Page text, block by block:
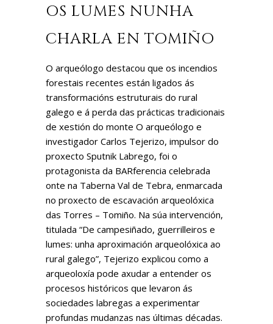
OS LUMES NUNHA
CHARLA EN TOMIÑO
O arqueólogo destacou que os incendios
forestais recentes están ligados ás
transformacións estruturais do rural
galego e á perda das prácticas tradicionais
de xestión do monte O arqueólogo e
investigador Carlos Tejerizo, impulsor do
proxecto Sputnik Labrego, foi o
protagonista da BARferencia celebrada
onte na Taberna Val de Tebra, enmarcada
no proxecto de escavación arqueolóxica
das Torres – Tomiño. Na súa intervención,
titulada “De campesiñado, guerrilleiros e
lumes: unha aproximación arqueolóxica ao
rural galego”, Tejerizo explicou como a
arqueoloxía pode axudar a entender os
procesos históricos que levaron ás
sociedades labregas a experimentar
profundas mudanzas nas últimas décadas.